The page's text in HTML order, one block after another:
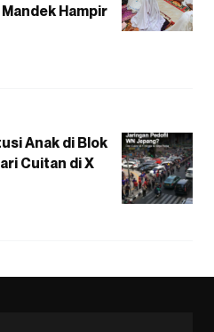
Hampir
Anak di Blok
Cuitan di X